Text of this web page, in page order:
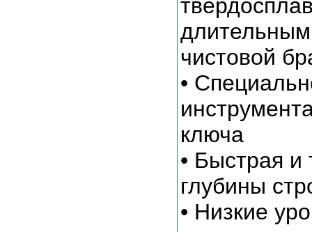
чистовой
•
ключа
• Быстрая и
глубины
• Низкие